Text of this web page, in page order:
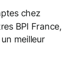
chez
BPI France,
meilleur